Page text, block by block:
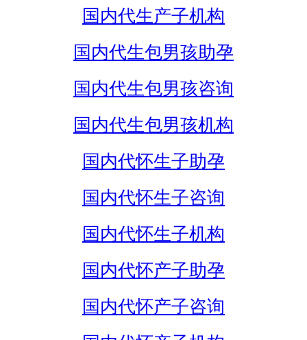
国内代生产子机构
国内代生包男孩助孕
国内代生包男孩咨询
国内代生包男孩机构
国内代怀生子助孕
国内代怀生子咨询
国内代怀生子机构
国内代怀产子助孕
国内代怀产子咨询